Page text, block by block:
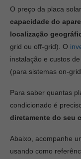
O preço da placa
capacidade do
localização
grid ou off-grid). O
instalação e custos
(para sistemas on-
Para saber quantas
condicionado é
diretamente do seu
Abaixo, acompanhe
usando como